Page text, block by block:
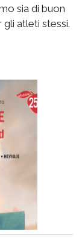
sia di buon
atleti stessi.